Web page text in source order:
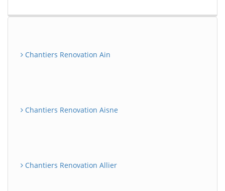
Chantiers Renovation Ain
Chantiers Renovation Aisne
Chantiers Renovation Allier